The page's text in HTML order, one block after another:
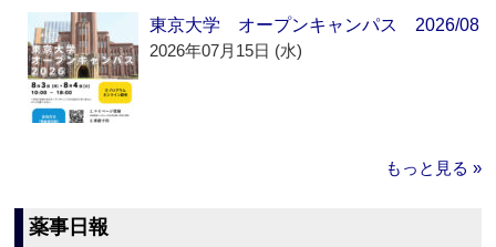
東京大学 オープンキャンパス 2026/08
2026年07月15日 (水)
もっと見る »
薬事日報